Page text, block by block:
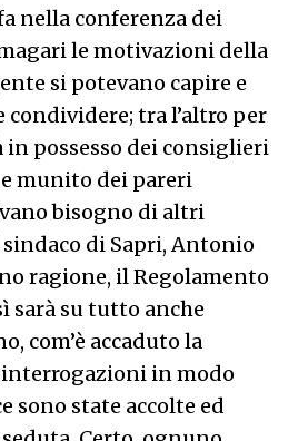
nella conferenza dei
le motivazioni della
si potevano capire e
tra l’altro per
possesso dei consiglieri
munito dei pareri
bisogno di altri
di Sapri, Antonio
ragione, il Regolamento
sarà su tutto anche
com’è accaduto la
interrogazioni in modo
sono state accolte ed